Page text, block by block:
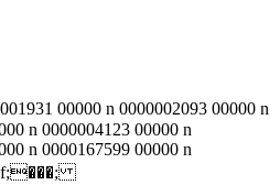
00000 n 0000002093 00000 n
n 0000004123 00000 n
n 0000167599 00000 n